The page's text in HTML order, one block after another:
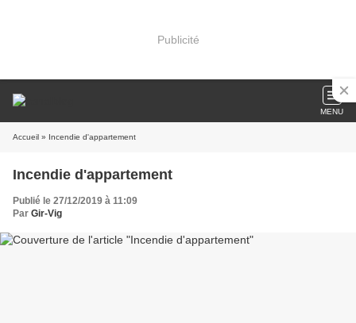
Publicité
MENU
Accueil » Incendie d'appartement
Incendie d'appartement
Publié le 27/12/2019 à 11:09
Par Gir-Vig